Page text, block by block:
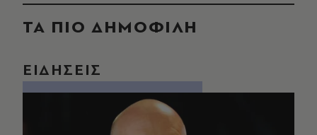
ΤΑ ΠΙΟ ΔΗΜΟΦΙΛΗ
ΕΙΔΗΣΕΙΣ